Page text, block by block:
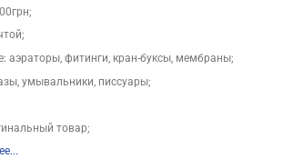
аэраторы, фитинги, кран-буксы, мембраны;
умывальники, писсуары;
товар;